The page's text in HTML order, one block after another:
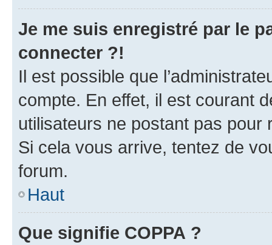
Je me suis enregistré par le
connecter ?!
Il est possible que
compte. En effet, il est courant
utilisateurs ne postant pas pour
Si cela vous arrive, tentez de
forum.
Haut
Que signifie COPPA ?